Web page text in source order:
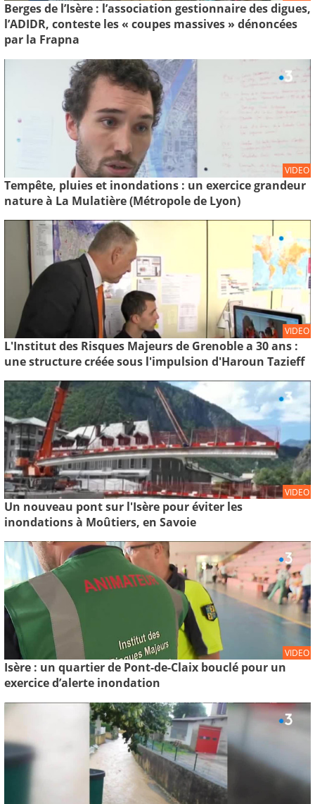
Berges de l’Isère : l’association gestionnaire des digues,
l’ADIDR, conteste les « coupes massives » dénoncées
par la Frapna
VIDEO
Tempête, pluies et inondations : un exercice grandeur
nature à La Mulatière (Métropole de Lyon)
VIDEO
L'Institut des Risques Majeurs de Grenoble a 30 ans :
une structure créée sous l'impulsion d'Haroun Tazieff
VIDEO
Un nouveau pont sur l'Isère pour éviter les
inondations à Moûtiers, en Savoie
VIDEO
Isère : un quartier de Pont-de-Claix bouclé pour un
exercice d’alerte inondation